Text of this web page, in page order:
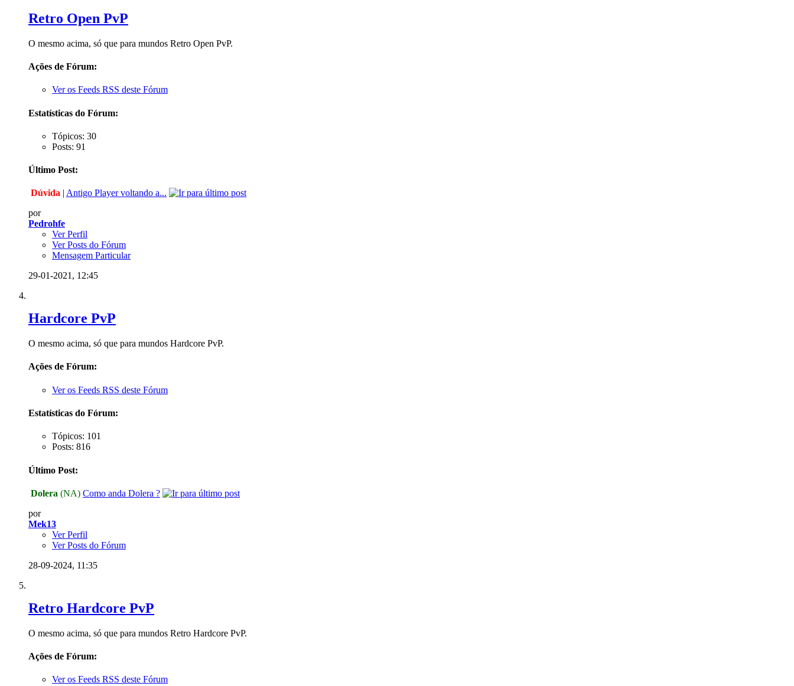
Retro Open PvP
O mesmo acima, só que para mundos Retro Open PvP.
Ações de Fórum:
Ver os Feeds RSS deste Fórum
Estatísticas do Fórum:
Tópicos: 30
Posts: 91
Último Post:
Dúvida | Antigo Player voltando a...
por
Pedrohfe
Ver Perfil
Ver Posts do Fórum
Mensagem Particular
29-01-2021, 12:45
Hardcore PvP
O mesmo acima, só que para mundos Hardcore PvP.
Ações de Fórum:
Ver os Feeds RSS deste Fórum
Estatísticas do Fórum:
Tópicos: 101
Posts: 816
Último Post:
Dolera (NA) Como anda Dolera ?
por
Mek13
Ver Perfil
Ver Posts do Fórum
28-09-2024, 11:35
Retro Hardcore PvP
O mesmo acima, só que para mundos Retro Hardcore PvP.
Ações de Fórum:
Ver os Feeds RSS deste Fórum